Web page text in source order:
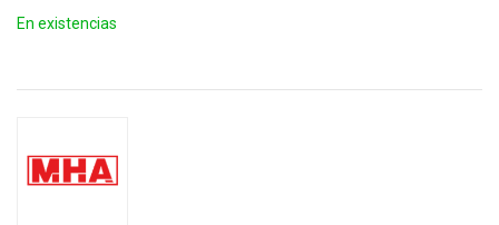
En existencias